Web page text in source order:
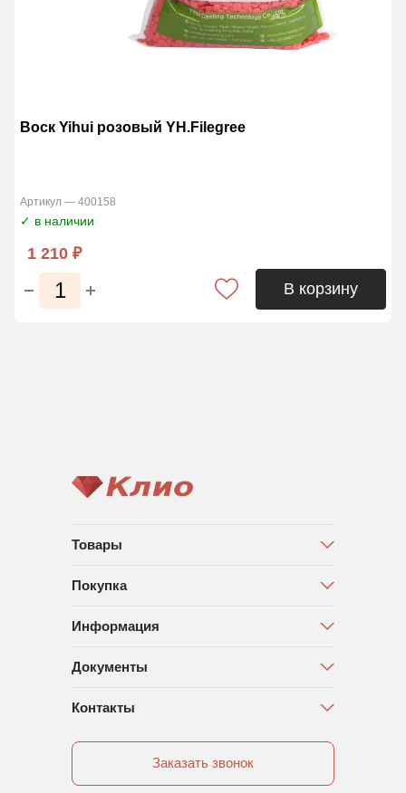
Воск Yihui розовый YH.Filegree
Артикул — 400158
✓ в наличии
1 210 ₽
В корзину
Товары
Покупка
Информация
Документы
Контакты
Заказать звонок